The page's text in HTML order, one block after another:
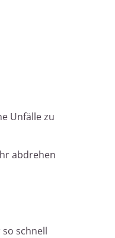
Unfälle zu
abdrehen
schnell